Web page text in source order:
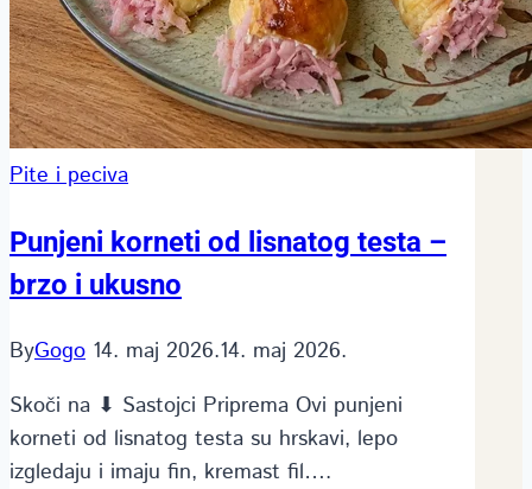
Pite i peciva
Punjeni korneti od lisnatog testa –
brzo i ukusno
ByGogo 14. maj 2026.14. maj 2026.
Skoči na ⬇ Sastojci Priprema Ovi punjeni
korneti od lisnatog testa su hrskavi, lepo
izgledaju i imaju fin, kremast fil….